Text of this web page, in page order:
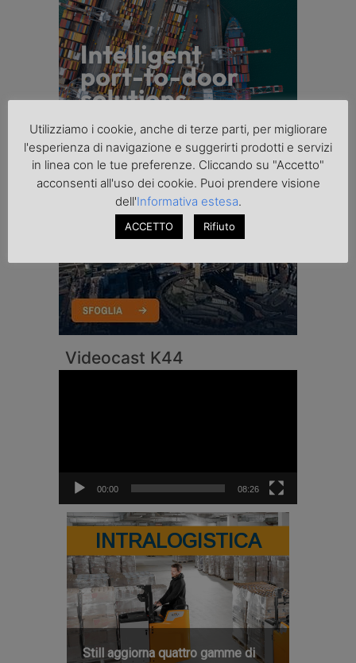
Videocast K44
00:00 08:26
INTRALOGISTICA
Still aggiorna quattro gamme di
Utilizziamo i cookie, anche di terze parti, per migliorare
l'esperienza di navigazione e suggerirti prodotti e servizi
in linea con le tue preferenze. Cliccando su "Accetto"
acconsenti all'uso dei cookie. Puoi prendere visione
dell'Informativa estesa.
ACCETTO Rifiuto